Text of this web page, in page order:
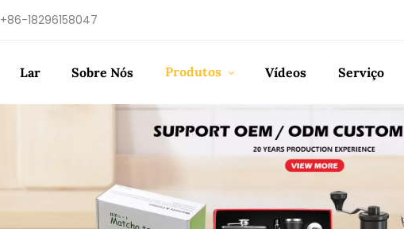
+86-18296158047
Lar Sobre Nós Produtos Vídeos Serviço